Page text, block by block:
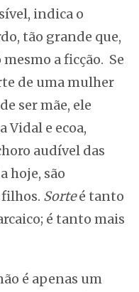
indica o
tão grande que,
a ficção. Se
de uma mulher
ser mãe, ele
Vidal e ecoa,
audível das
hoje, são
Sorteé tanto
é tanto mais
é apenas um